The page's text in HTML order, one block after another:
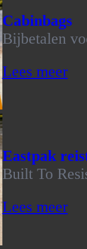
Cabinbags
Bijbetalen
Lees meer
Eastpak
Built To
Lees meer